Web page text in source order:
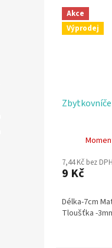
Akce
Výprodej
7,44 Kč bez DPH
9 Kč
Délka-7cm
Tloušťka -